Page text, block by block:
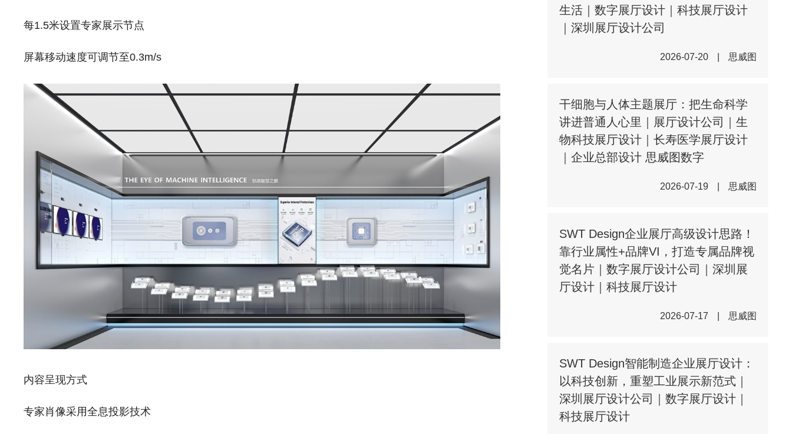
每1.5米设置专家展示节点
屏幕移动速度可调节至0.3m/s
内容呈现方式
专家肖像采用全息投影技术
生活｜数字展厅设计｜科技展厅设计
｜深圳展厅设计公司
2026-07-20 思威图
干细胞与人体主题展厅：把生命科学
讲进普通人心里｜展厅设计公司｜生
物科技展厅设计｜长寿医学展厅设计
｜企业总部设计 思威图数字
2026-07-19 思威图
SWT Design企业展厅高级设计思路！
靠行业属性+品牌VI，打造专属品牌视
觉名片｜数字展厅设计公司｜深圳展
厅设计｜科技展厅设计
2026-07-17 思威图
SWT Design智能制造企业展厅设计：
以科技创新，重塑工业展示新范式｜
深圳展厅设计公司｜数字展厅设计｜
科技展厅设计